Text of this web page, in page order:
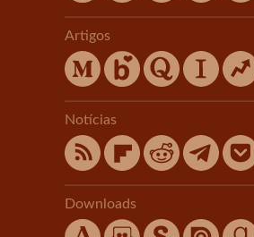
Artigos
Notícias
Downloads